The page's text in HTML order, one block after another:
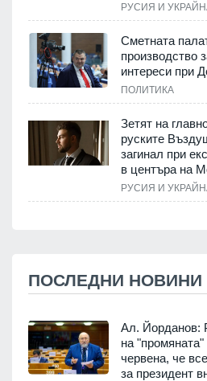
РУСИЯ И
Сметната
производство
интереси при
ПОЛИТИКА
Зетят на
руските
загинал при
в центъра на
РУСИЯ И
ПОСЛЕДНИ НОВИНИ
Ал. Йорданов:
на
червена, че
за президент